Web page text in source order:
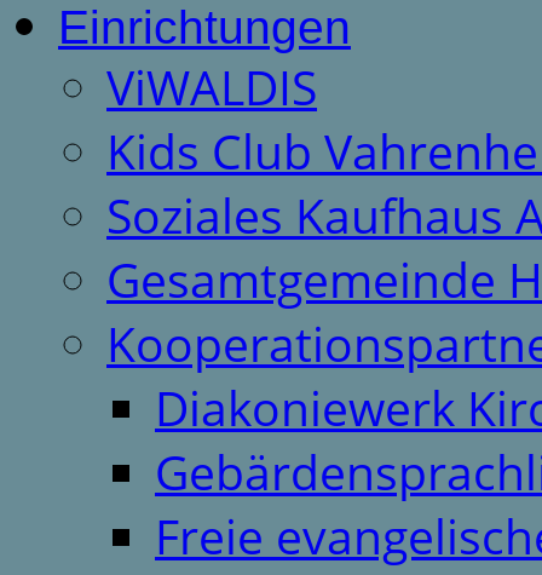
Einrichtungen
ViWALDIS
Kids Club
Soziales Kaufhaus
Gesamtgemeinde
Diakoniewerk
Freie